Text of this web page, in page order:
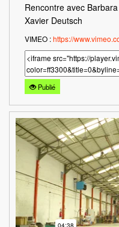
Rencontre avec
Xavier Deutsch
VIMEO :https://
Publié